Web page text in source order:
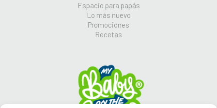
Espacio para papás
Lo más nuevo
Promociones
Recetas